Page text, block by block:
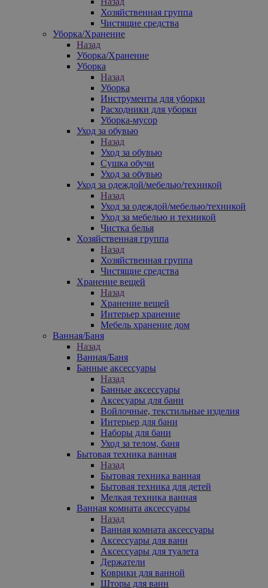
Хозяйственная группа
Чистящие средства
Уборка/Хранение
Назад
Уборка/Хранение
Уборка
Назад
Уборка
Инструменты для уборки
Расходники для уборки
Уборка-мусор
Уход за обувью
Назад
Уход за обувью
Сушка обучи
Уход за обувью
Уход за одеждой/мебелью/техникой
Назад
Уход за одеждой/мебелью/техникой
Уход за мебелью и техникой
Чистка белья
Хозяйственная группа
Назад
Хозяйственная группа
Чистящие средства
Хранение вещей
Назад
Хранение вещей
Интерьер хранение
Мебель хранение дом
Ванная/Баня
Назад
Ванная/Баня
Банные аксессуары
Назад
Банные аксессуары
Аксесуары для бани
Войлочные, текстильные изделия
Интерьер для бани
Наборы для бани
Уход за телом, баня
Бытовая техника ванная
Назад
Бытовая техника ванная
Бытовая техника для детей
Мелкая техника ванная
Ванная комната аксессуары
Назад
Ванная комната аксессуары
Аксессуары для ванн
Аксессуары для туалета
Держатели
Коврики для ванной
Шторы для ванн